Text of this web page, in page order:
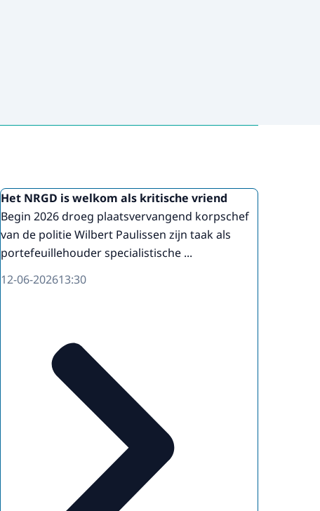
Het NRGD is welkom als kritische vriend
Begin 2026 droeg plaatsvervangend korpschef
van de politie Wilbert Paulissen zijn taak als
portefeuillehouder specialistische ...
12-06-202613:30